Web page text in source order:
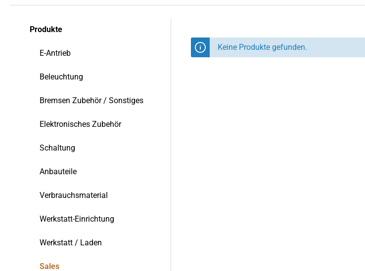
Produkte
E-Antrieb
Beleuchtung
Bremsen Zubehör / Sonstiges
Elektronisches Zubehör
Schaltung
Anbauteile
Verbrauchsmaterial
Werkstatt-Einrichtung
Werkstatt / Laden
Sales
Keine Produkte gefunden.